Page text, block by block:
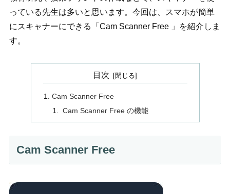
っている先生は多いと思います。今回は、スマホが簡単
にスキャナーにできる「Cam Scanner Free 」を紹介しま
す。
目次
Cam Scanner Free
Cam Scanner Free の機能
Cam Scanner Free